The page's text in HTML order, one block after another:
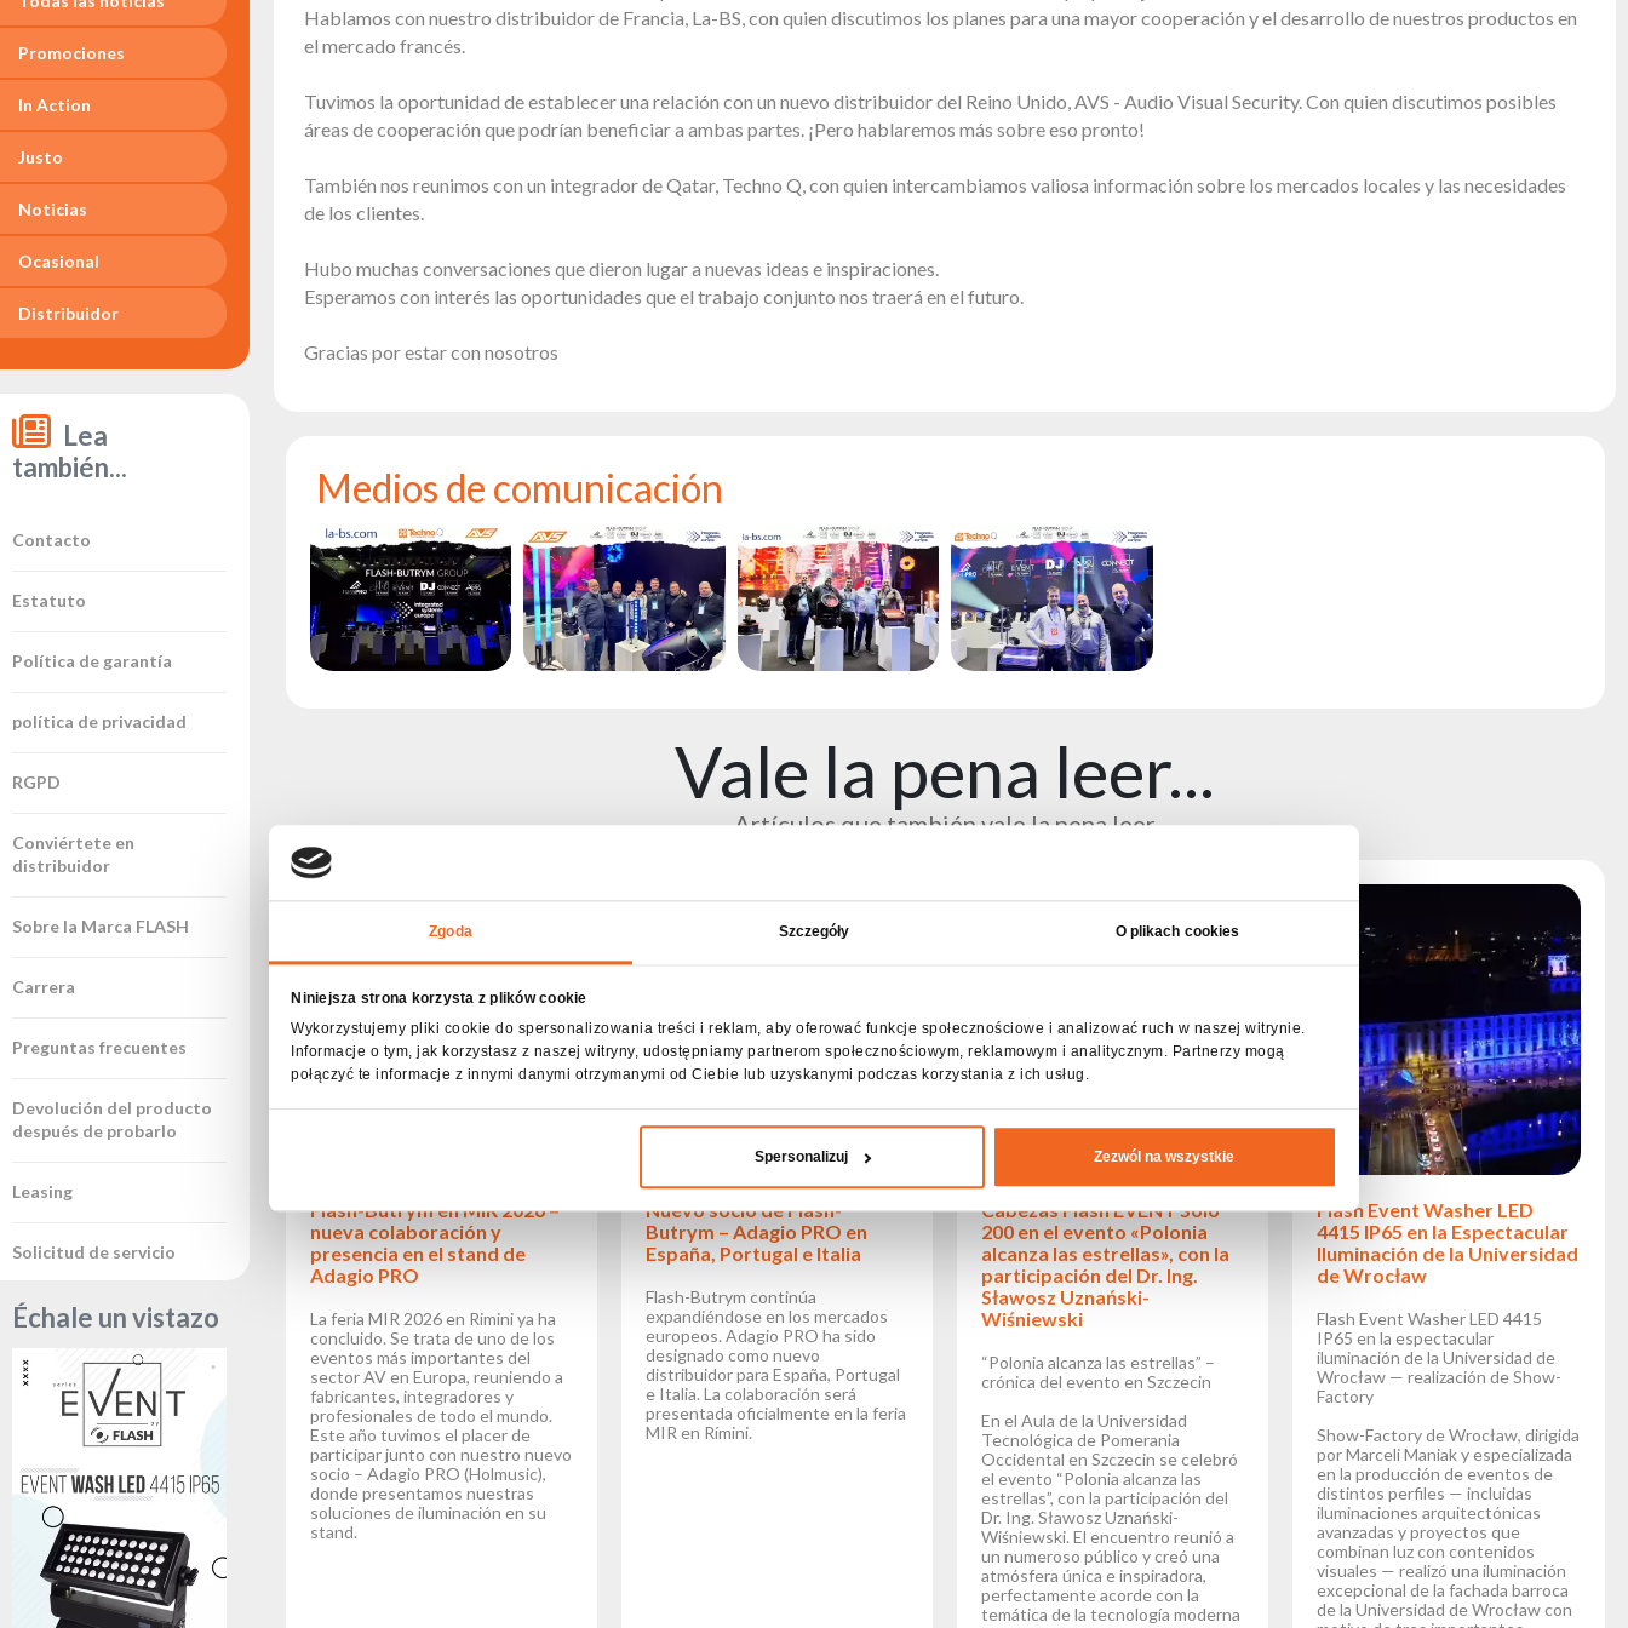
Zgoda Szczegóły O plikach cookies
Niniejsza strona korzysta z plików cookie
Wykorzystujemy pliki cookie do spersonalizowania treści i reklam, aby oferować funkcje społecznościowe i analizować ruch w naszej witrynie.
Informacje o tym, jak korzystasz z naszej witryny, udostępniamy partnerom społecznościowym, reklamowym i analitycznym. Partnerzy mogą
połączyć te informacje z innymi danymi otrzymanymi od Ciebie lub uzyskanymi podczas korzystania z ich usług.
Spersonalizuj Zezwól na wszystkie
Iluminación
de
exposiciones
Láseres
Luces
estroboscópicas
Reflectores
DMX
Reflectores
Archivo
Promociones
In Action
Justo
Noticias
Ocasional
Distribuidor
Lea
también...
Contacto
Estatuto
Política de garantía
política de privacidad
RGPD
Conviértete en
distribuidor
Sobre la Marca FLASH
Carrera
Preguntas frecuentes
Devolución del producto
después de probarlo
Leasing
Solicitud de servicio
Échale un vistazo
Hablamos con nuestro distribuidor de Francia, La-BS, con quien discutimos los planes para una mayor cooperación y el desarrollo de nuestros productos en
el mercado francés.
Tuvimos la oportunidad de establecer una relación con un nuevo distribuidor del Reino Unido, AVS - Audio Visual Security. Con quien discutimos posibles
áreas de cooperación que podrían beneficiar a ambas partes. ¡Pero hablaremos más sobre eso pronto!
También nos reunimos con un integrador de Qatar, Techno Q, con quien intercambiamos valiosa información sobre los mercados locales y las necesidades
de los clientes.
Hubo muchas conversaciones que dieron lugar a nuevas ideas e inspiraciones.
Esperamos con interés las oportunidades que el trabajo conjunto nos traerá en el futuro.
Gracias por estar con nosotros
Medios de comunicación
Vale la pena leer...
Artículos que también vale la pena leer
Flash-Butrym en MIR 2026 –
nueva colaboración y
presencia en el stand de
Adagio PRO
La feria MIR 2026 en Rimini ya ha
concluido. Se trata de uno de los
eventos más importantes del
sector AV en Europa, reuniendo a
fabricantes, integradores y
profesionales de todo el mundo.
Este año tuvimos el placer de
participar junto con nuestro nuevo
socio – Adagio PRO (Holmusic),
donde presentamos nuestras
soluciones de iluminación en su
stand.
Nuevo socio de Flash-
Butrym – Adagio PRO en
España, Portugal e Italia
Flash-Butrym continúa
expandiéndose en los mercados
europeos. Adagio PRO ha sido
designado como nuevo
distribuidor para España, Portugal
e Italia. La colaboración será
presentada oficialmente en la feria
MIR en Rímini.
Cabezas Flash EVENT Solo
200 en el evento «Polonia
alcanza las estrellas», con la
participación del Dr. Ing.
Sławosz Uznański-
Wiśniewski
“Polonia alcanza las estrellas” –
crónica del evento en Szczecin
En el Aula de la Universidad
Tecnológica de Pomerania
Occidental en Szczecin se celebró
el evento “Polonia alcanza las
estrellas”, con la participación del
Dr. Ing. Sławosz Uznański-
Wiśniewski. El encuentro reunió a
un numeroso público y creó una
atmósfera única e inspiradora,
perfectamente acorde con la
temática de la tecnología moderna
Flash Event Washer LED
4415 IP65 en la Espectacular
Iluminación de la Universidad
de Wrocław
Flash Event Washer LED 4415
IP65 en la espectacular
iluminación de la Universidad de
Wrocław — realización de Show-
Factory
Show-Factory de Wrocław, dirigida
por Marceli Maniak y especializada
en la producción de eventos de
distintos perfiles — incluidas
iluminaciones arquitectónicas
avanzadas y proyectos que
combinan luz con contenidos
visuales — realizó una iluminación
excepcional de la fachada barroca
de la Universidad de Wrocław con